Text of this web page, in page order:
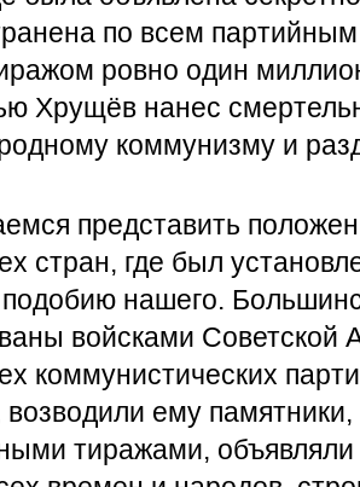
по всем
ровно один
Хрущёв нанес
коммунизму и
представить
стран, где был
нашего.
войсками
коммунистических
ему
тиражами,